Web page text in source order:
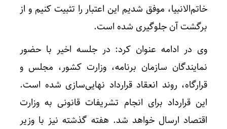
خاتم‌الانبیا، موفق شدیم این اعتبار را تثبیت کنیم و از
برگشت آن جلوگیری شده است.
وی در ادامه عنوان کرد: در جلسه اخیر با حضور
نمایندگان سازمان برنامه، وزارت کشور، مجلس و
قرارگاه، روند انعقاد قرارداد نهایی‌سازی شده است.
این قرارداد برای انجام تشریفات قانونی به وزارت
اقتصاد ارسال خواهد شد. هفته گذشته نیز با وزیر